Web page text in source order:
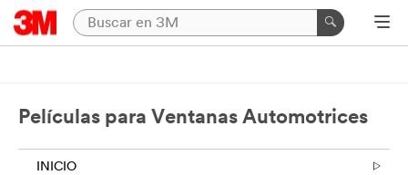
Películas para Ventanas Automotrices
INICIO